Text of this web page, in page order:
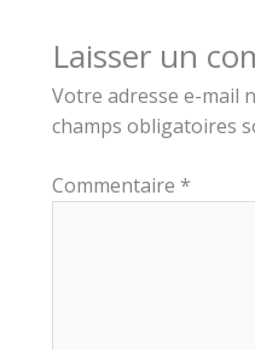
Laisser un
Votre adresse e-mail
champs obligatoires
Commentaire *